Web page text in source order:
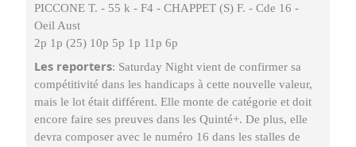
PICCONE T. - 55 k - F4 - CHAPPET (S) F. - Cde 16 -
Oeil Aust
2p 1p (25) 10p 5p 1p 11p 6p
Les reporters: Saturday Night vient de confirmer sa
compétitivité dans les handicaps à cette nouvelle valeur,
mais le lot était différent. Elle monte de catégorie et doit
encore faire ses preuves dans les Quinté+. De plus, elle
devra composer avec le numéro 16 dans les stalles de